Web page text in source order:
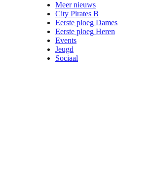
Meer nieuws
City Pirates B
Eerste ploeg Dames
Eerste ploeg Heren
Events
Jeugd
Sociaal